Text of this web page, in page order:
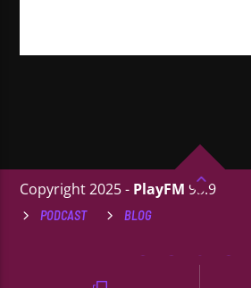
Copyright 2025 - PlayFM 95.9
PODCAST BLOG